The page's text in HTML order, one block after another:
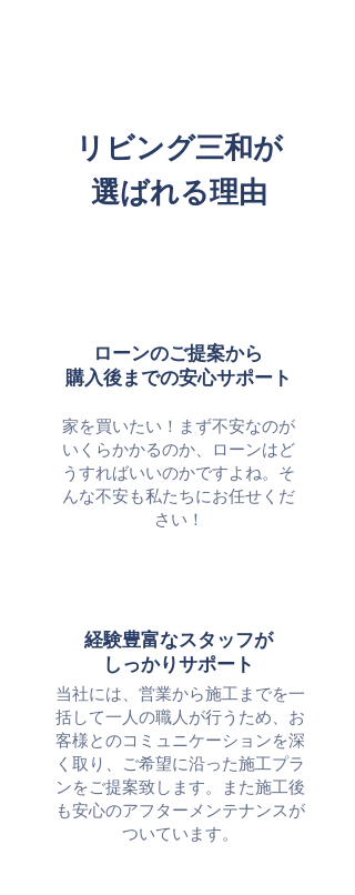
リビング三和が
選ばれる理由
ローンのご提案から
購入後までの安心サポート
​家を買いたい！まず不安なのが
いくらかかるのか、ローンはど
うすればいいのかですよね。そ
んな不安も私たちにお任せくだ
さい！
経験豊富なスタッフが
​しっかりサポート
当社には、営業から施工までを一
括して一人の職人が行うため、お
客様とのコミュニケーションを深
く取り、ご希望に沿った施工プラ
ンをご提案致します。また施工後
も安心のアフターメンテナンスが
ついています。